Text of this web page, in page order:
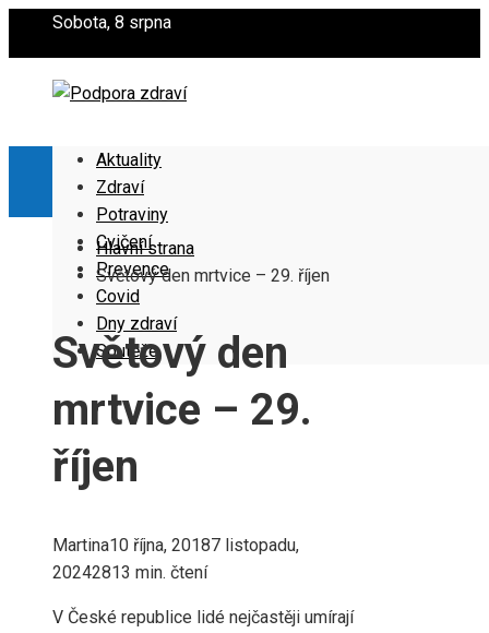
Sobota, 8 srpna
Aktuality
Zdraví
Potraviny
Cvičení
Prevence
Covid
Dny zdraví
Soutěže
Hlavní strana
Světový den mrtvice – 29. říjen
Světový den
mrtvice – 29.
říjen
Martina10 října, 20187 listopadu,
20242813 min. čtení
V České republice lidé nejčastěji umírají